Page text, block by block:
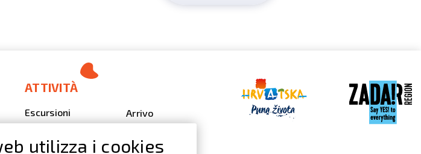
ATTIVITÀ
Escursioni
Outdoor
Arrivo
Video Gallery
utilizza i cookies